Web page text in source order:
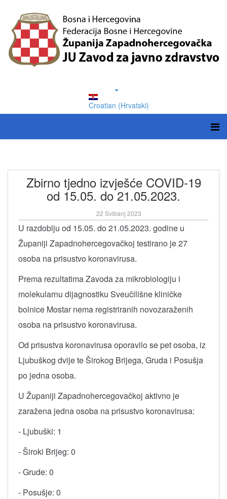
Croatian (Hrvatski)
Zbirno tjedno izvješće COVID-19
od 15.05. do 21.05.2023.
22 Svibanj 2023
U razdoblju od 15.05. do 21.05.2023. godine u
Županiji Zapadnohercegovačkoj testirano je 27
osoba na prisustvo koronavirusa.
Prema rezultatima Zavoda za mikrobiologiju i
molekularnu dijagnostiku Sveučilišne kliničke
bolnice Mostar nema registriranih novozaraženih
osoba na prisustvo koronavirusa.
Od prisustva koronavirusa oporavilo se pet osoba, iz
Ljubuškog dvije te Širokog Brijega, Gruda i Posušja
po jedna osoba.
U Županiji Zapadnohercegovačkoj aktivno je
zaražena jedna osoba na prisustvo koronavirusa:
- Ljubuški: 1
- Široki Brijeg: 0
- Grude: 0
- Posušje: 0